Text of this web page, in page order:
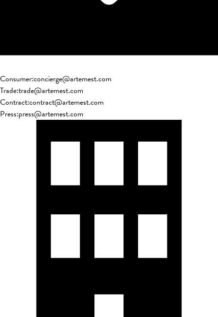
Consumer:concierge@artemest.com
Trade:trade@artemest.com
Contract:contract@artemest.com
Press:press@artemest.com